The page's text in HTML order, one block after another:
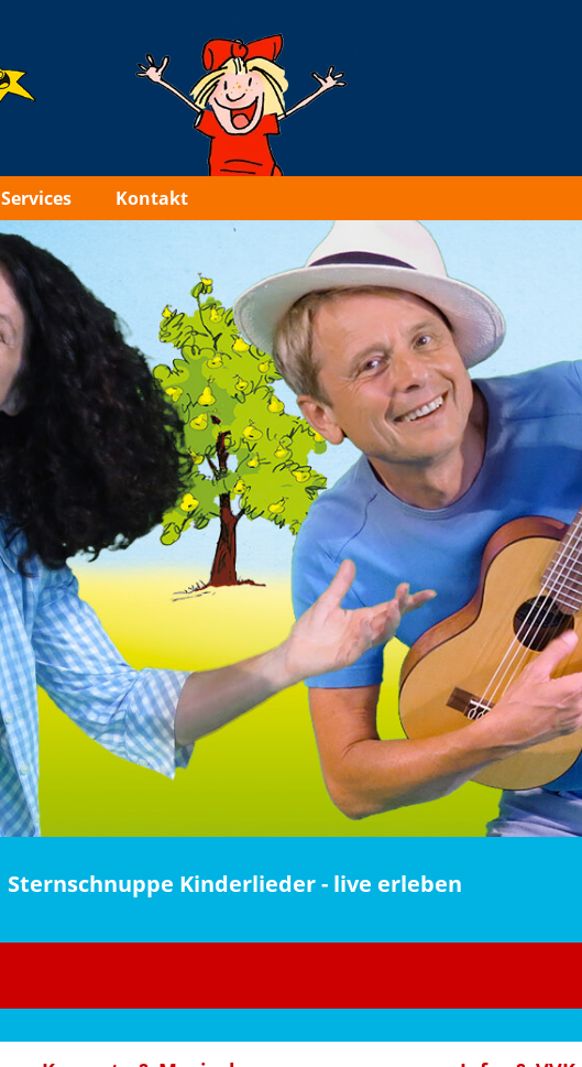
Services Kontakt
Sternschnuppe Kinderlieder - live erleben